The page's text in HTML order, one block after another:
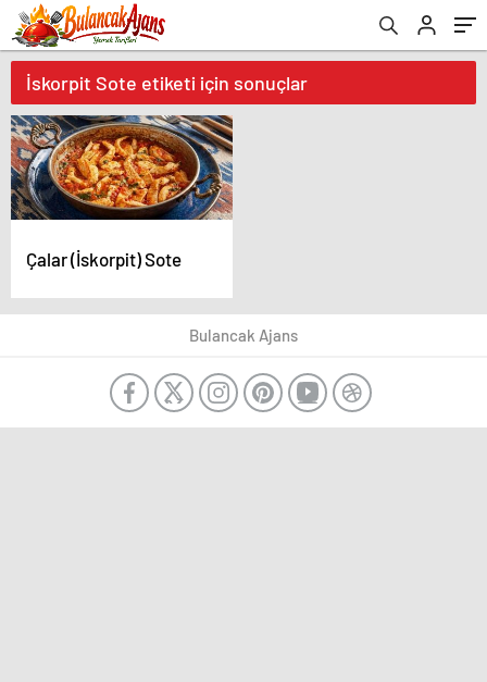
İskorpit Sote etiketi için sonuçlar
Çalar (İskorpit) Sote
Bulancak Ajans